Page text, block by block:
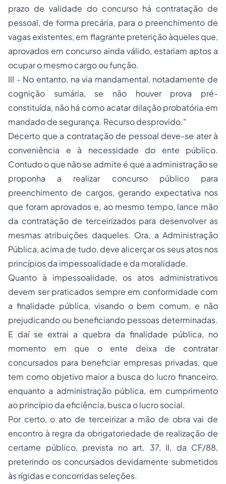
prazo de validade do concurso há contratação de
pessoal, de forma precária, para o preenchimento de
vagas existentes, em flagrante preterição àqueles que,
aprovados em concurso ainda válido, estariam aptos a
ocupar o mesmo cargo ou função.
III - No entanto, na via mandamental, notadamente de
cognição sumária, se não houver prova pré-
constituída, não há como acatar dilação probatória em
mandado de segurança. Recurso desprovido."
Decerto que a contratação de pessoal deve-se ater à
conveniência e à necessidade do ente público.
Contudo o que não se admite é que a administração se
proponha a realizar concurso público para
preenchimento de cargos, gerando expectativa nos
que foram aprovados e, ao mesmo tempo, lance mão
da contratação de terceirizados para desenvolver as
mesmas atribuições daqueles. Ora, a Administração
Pública, acima de tudo, deve alicerçar os seus atos nos
princípios da impessoalidade e da moralidade.
Quanto à impessoalidade, os atos administrativos
devem ser praticados sempre em conformidade com
a finalidade pública, visando o bem comum, e não
prejudicando ou beneficiando pessoas determinadas.
E daí se extrai a quebra da finalidade pública, no
momento em que o ente deixa de contratar
concursados para beneficiar empresas privadas, que
tem como objetivo maior a busca do lucro financeiro,
enquanto a administração pública, em cumprimento
ao princípio da eficiência, busca o lucro social.
Por certo, o ato de terceirizar a mão de obra vai de
encontro à regra da obrigatoriedade de realização de
certame público, prevista no art. 37, II, da CF/88,
preterindo os concursados devidamente submetidos
às rígidas e concorridas seleções.